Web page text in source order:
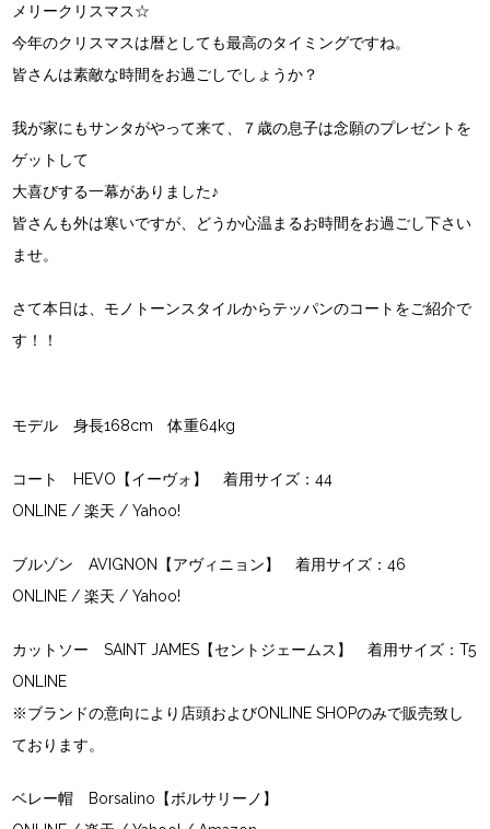
メリークリスマス☆
今年のクリスマスは暦としても最高のタイミングですね。
皆さんは素敵な時間をお過ごしでしょうか？
我が家にもサンタがやって来て、７歳の息子は念願のプレゼントを
ゲットして
大喜びする一幕がありました♪
皆さんも外は寒いですが、どうか心温まるお時間をお過ごし下さい
ませ。
さて本日は、モノトーンスタイルからテッパンのコートをご紹介で
す！！
モデル 身長168cm 体重64kg
コート HEVO【イーヴォ】 着用サイズ：44
ONLINE /楽天 /Yahoo!
ブルゾン AVIGNON【アヴィニョン】 着用サイズ：46
ONLINE /楽天 /Yahoo!
カットソー SAINT JAMES【セントジェームス】 着用サイズ：T5
ONLINE
※ブランドの意向により店頭およびONLINE SHOPのみで販売致し
ております。
ベレー帽 Borsalino【ボルサリーノ】